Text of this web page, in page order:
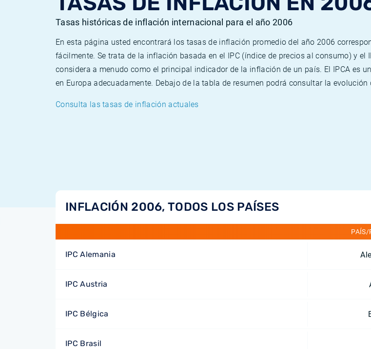
Tasas históricas de inflación internacional para el año 2006
En esta página usted encontrará los tasas de inflación promedio del año 2006
fácilmente. Se trata de la inflación basada en el IPC (índice de precios al consumo) y el
considera a menudo como el principal indicador de la inflación de un país. El IPCA es
en Europa adecuadamente. Debajo de la tabla de resumen podrá consultar la
Consulta las tasas de inflación actuales
INFLACIÓN 2006, TODOS LOS PAÍSES
PAÍS/
IPC Alemania
IPC Austria
IPC Bélgica
IPC Brasil
Inflación Mexicano - IPC